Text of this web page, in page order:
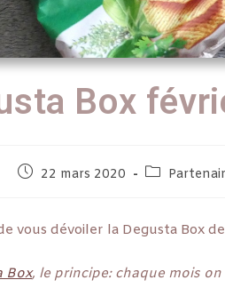
Box
22 mars 2020
vous dévoiler la Degusta Box
Box, le principe: chaque mois